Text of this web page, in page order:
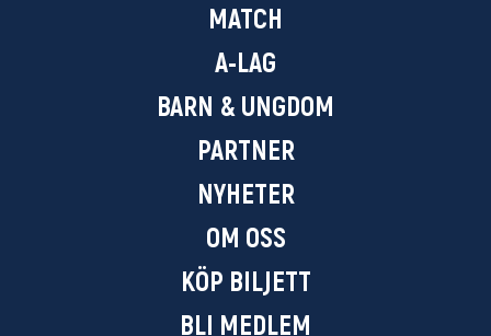
MATCH
A-LAG
BARN & UNGDOM
PARTNER
NYHETER
OM OSS
KÖP BILJETT
BLI MEDLEM